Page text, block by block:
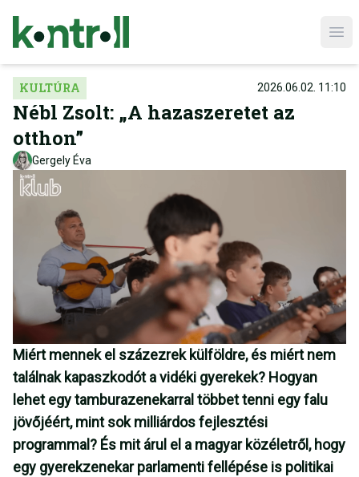
KULTÚRA 2026.06.02. 11:10
Nébl Zsolt: „A hazaszeretet az
otthon”
Gergely Éva
Miért mennek el százezrek külföldre, és miért nem
találnak kapaszkodót a vidéki gyerekek? Hogyan
lehet egy tamburazenekarral többet tenni egy falu
jövőjéért, mint sok milliárdos fejlesztési
programmal? És mit árul el a magyar közéletről, hogy
egy gyerekzenekar parlamenti fellépése is politikai